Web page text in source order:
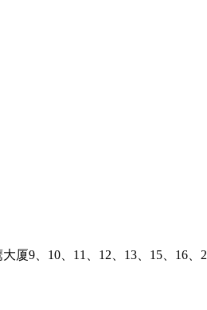
厦9、10、11、12、13、15、16、